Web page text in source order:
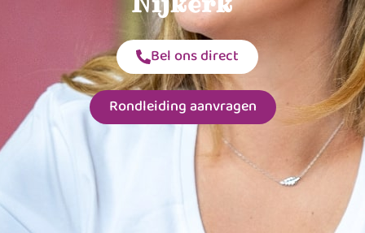
Bel ons direct
Rondleiding aanvragen